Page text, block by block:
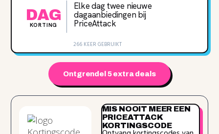
DAG
KORTING
Elke dag twee nieuwe
dagaanbiedingen bij
PriceAttack
266 KEER GEBRUIKT
Ontgrendel 5 extra deals
MIS NOOIT MEER EEN
PRICEATTACK
KORTINGSCODE